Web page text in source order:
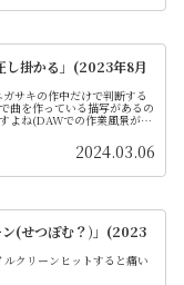
し掛かる」(2023年8月
サキの作中だけで判断する
曲を作っている描写があるの
よね(DAWでの作業風景が描
含め他のメンバーがどうい
2024.03.06
ン(せつぽむ？)」(2023
クリーンヒットすると痛い